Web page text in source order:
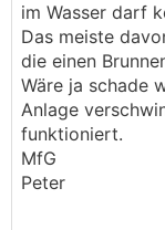
im Wasser darf
Das meiste
die einen
Wäre ja schade
Anlage
funktioniert.
MfG
Peter